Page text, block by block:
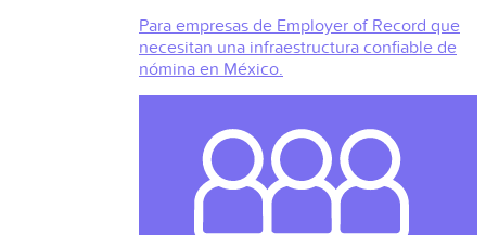
Para empresas de Employer of Record que
necesitan una infraestructura confiable de
nómina en México.